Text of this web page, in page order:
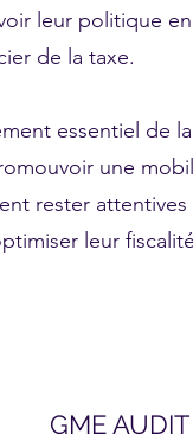
leur politique
de la taxe.
essentiel de
une
rester
leur
GME AUDIT